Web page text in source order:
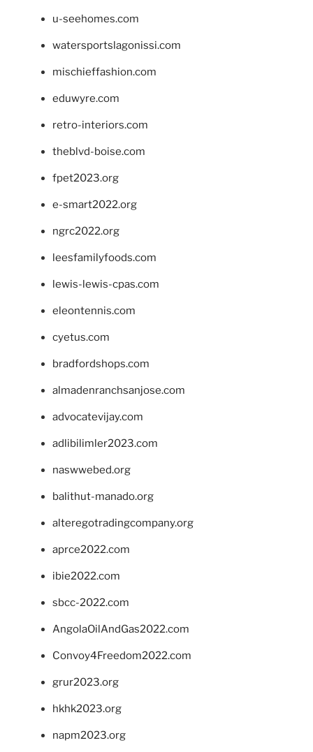
u-seehomes.com
watersportslagonissi.com
mischieffashion.com
eduwyre.com
retro-interiors.com
theblvd-boise.com
fpet2023.org
e-smart2022.org
ngrc2022.org
leesfamilyfoods.com
lewis-lewis-cpas.com
eleontennis.com
cyetus.com
bradfordshops.com
almadenranchsanjose.com
advocatevijay.com
adlibilimler2023.com
naswwebed.org
balithut-manado.org
alteregotradingcompany.org
aprce2022.com
ibie2022.com
sbcc-2022.com
AngolaOilAndGas2022.com
Convoy4Freedom2022.com
grur2023.org
hkhk2023.org
napm2023.org